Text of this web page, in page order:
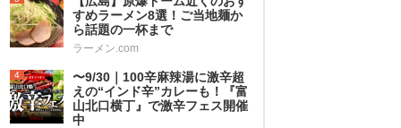
すめラーメン8選！ご当地麺か
ら話題の一杯まで
ラーメン.com
4
〜9/30｜100辛麻辣湯に激辛超
えの“インド辛”カレーも！『富
山北口横丁』で激辛フェス開催
中